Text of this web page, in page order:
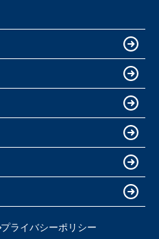
プライバシーポリシー